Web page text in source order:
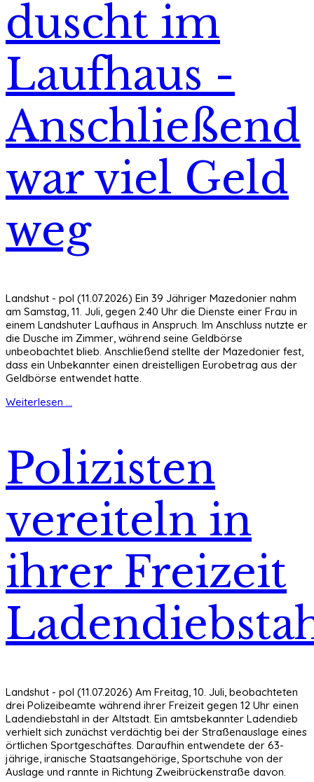
duscht im
Laufhaus -
Anschließend
war viel Geld
weg
Landshut - pol (11.07.2026) Ein 39 Jähriger Mazedonier nahm
am Samstag, 11. Juli, gegen 2:40 Uhr die Dienste einer Frau in
einem Landshuter Laufhaus in Anspruch. Im Anschluss nutzte er
die Dusche im Zimmer, während seine Geldbörse
unbeobachtet blieb. Anschließend stellte der Mazedonier fest,
dass ein Unbekannter einen dreistelligen Eurobetrag aus der
Geldbörse entwendet hatte.
Weiterlesen ...
Polizisten
vereiteln in
ihrer Freizeit
Landshut - pol (11.07.2026) Am Freitag, 10. Juli, beobachteten
drei Polizeibeamte während ihrer Freizeit gegen 12 Uhr einen
Ladendiebstahl in der Altstadt. Ein amtsbekannter Ladendieb
verhielt sich zunächst verdächtig bei der Straßenauslage eines
örtlichen Sportgeschäftes. Daraufhin entwendete der 63-
jährige, iranische Staatsangehörige, Sportschuhe von der
Auslage und rannte in Richtung Zweibrückenstraße davon.